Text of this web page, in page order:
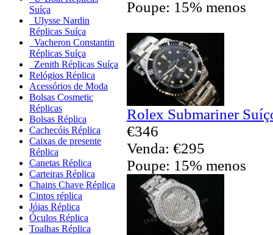
Suíça
Ulysse Nardin
Réplicas Suíça
Vacheron Constantin
Réplicas Suíça
Zenith Réplicas Suíça
Relógios Réplica
Acessórios de Moda
Bolsas Cosmetic
Réplicas
Bolsas Réplica
Cachecóis Réplica
Caixas de presente
Réplica
Canetas Réplica
Carteiras Réplica
Chains Chave Réplica
Cintos réplica
Jóias Réplica
Óculos Réplica
Toalhas Réplica
Poupe: 15% menos
Rolex Submariner
€346
Venda: €295
Poupe: 15% menos